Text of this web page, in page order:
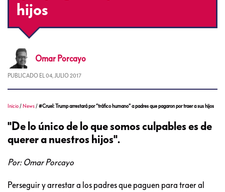
hijos
Omar Porcayo
PUBLICADO EL 04, JULIO 2017
Inicio / News /#Cruel: Trump arrestará por “tráfico humano” a padres que pagaron por traer a sus hijos
"De lo único de lo que somos culpables es de
querer a nuestros hijos".
Por: Omar Porcayo
Perseguir y arrestar a los padres que paguen para traer al